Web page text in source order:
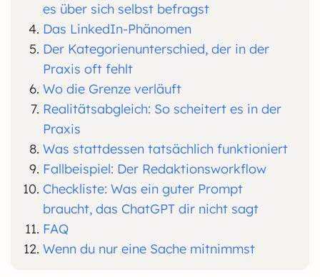
es über sich selbst befragst
Das LinkedIn-Phänomen
Der Kategorienunterschied, der in der
Praxis oft fehlt
Wo die Grenze verläuft
Realitätsabgleich: So scheitert es in der
Praxis
Was stattdessen tatsächlich funktioniert
Fallbeispiel: Der Redaktionsworkflow
Checkliste: Was ein guter Prompt
braucht, das ChatGPT dir nicht sagt
FAQ
Wenn du nur eine Sache mitnimmst